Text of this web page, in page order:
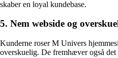
skaber en loyal kundebase.
5. Nem webside og
Kunderne roser M Univers
overskuelig. De fremhæver også